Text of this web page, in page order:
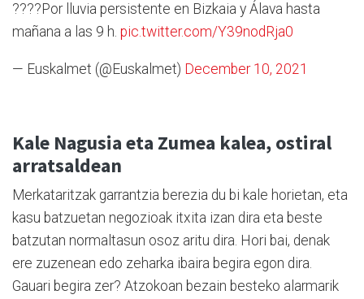
????Por lluvia persistente en Bizkaia y Álava hasta
mañana a las 9 h. pic.twitter.com/Y39nodRja0
— Euskalmet (@Euskalmet) December 10, 2021
Kale Nagusia eta Zumea kalea, ostiral
arratsaldean
Merkataritzak garrantzia berezia du bi kale horietan, eta
kasu batzuetan negozioak itxita izan dira eta beste
batzutan normaltasun osoz aritu dira. Hori bai, denak
ere zuzenean edo zeharka ibaira begira egon dira.
Gauari begira zer? Atzokoan bezain besteko alarmarik